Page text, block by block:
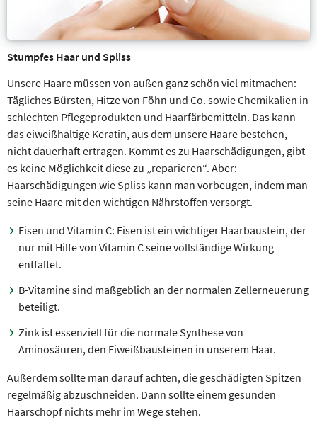
Stumpfes Haar und Spliss
Unsere Haare müssen von außen ganz schön viel mitmachen:
Tägliches Bürsten, Hitze von Föhn und Co. sowie Chemikalien in
schlechten Pflegeprodukten und Haarfärbemitteln. Das kann
das eiweißhaltige Keratin, aus dem unsere Haare bestehen,
nicht dauerhaft ertragen. Kommt es zu Haarschädigungen, gibt
es keine Möglichkeit diese zu „reparieren“. Aber:
Haarschädigungen wie Spliss kann man vorbeugen, indem man
seine Haare mit den wichtigen Nährstoffen versorgt.
Eisen und Vitamin C: Eisen ist ein wichtiger Haarbaustein, der
nur mit Hilfe von Vitamin C seine vollständige Wirkung
entfaltet.
B-Vitamine sind maßgeblich an der normalen Zellerneuerung
beteiligt.
Zink ist essenziell für die normale Synthese von
Aminosäuren, den Eiweißbausteinen in unserem Haar.
Außerdem sollte man darauf achten, die geschädigten Spitzen
regelmäßig abzuschneiden. Dann sollte einem gesunden
Haarschopf nichts mehr im Wege stehen.